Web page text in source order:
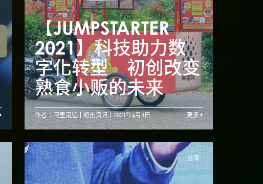
阿里巴巴创业者基
金/汇丰
JUMPSTARTER 2022
环球创业比赛正式启
动
【JUMPSTARTER
2021】科技助力数
字化转型 初创改变
熟食小贩的未来
作者：阿里足迹 初创资讯 2021年4月8日 更多
分享